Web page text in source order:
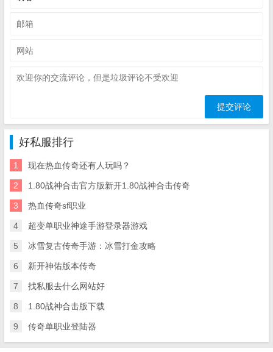
好私服排行
1 现在热血传奇还有人玩吗？
2 1.80战神合击官方版新开1.80战神合击传奇
3 热血传奇sf职业
4 超变单职业神途手游登录器游戏
5 冰雪复古传奇手游：冰雪打金攻略
6 新开神佑版本传奇
7 找私服去什么网站好
8 1.80战神合击版下载
9 传奇单职业登陆器